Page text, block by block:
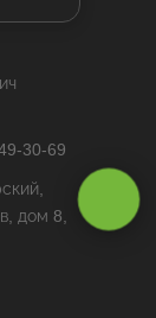
30-69
дом 8,
cookie и